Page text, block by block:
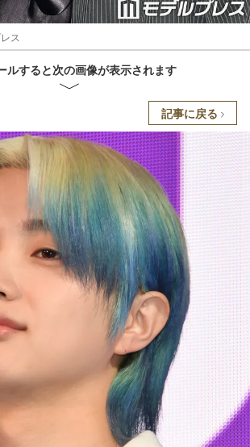
ス
ルすると次の画像が表示されます
記事に戻る